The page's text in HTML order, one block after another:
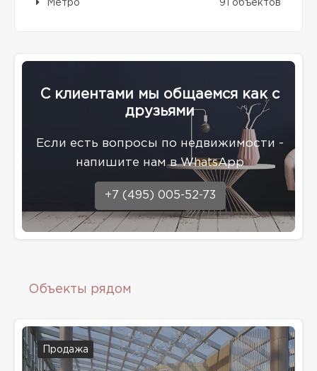
Метро 91 объектов
С клиентами мы общаемся как с
друзьями
Eсли есть вопросы по недвижимости -
напишите нам в WhatsApp
+7 (495) 005-52-73
Объекты рядом
Продажа